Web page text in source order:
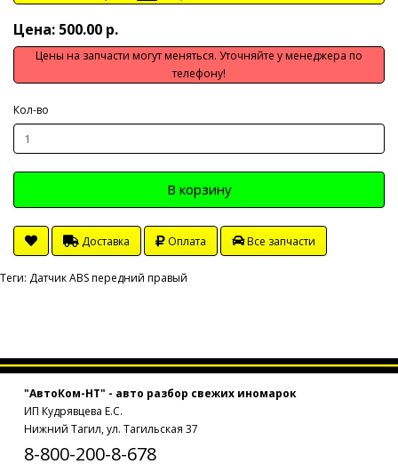
Цена: 500.00 р.
Цены на запчасти могут меняться. Уточняйте у менеджера по
телефону!
Кол-во
В корзину
Доставка Оплата Все запчасти
Теги: Датчик ABS передний правый
"АвтоКом-НТ" - авто разбор свежих иномарок
ИП Кудрявцева Е.С.
Нижний Тагил, ул. Тагильская 37
8-800-200-8-678